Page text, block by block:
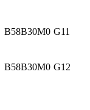
B58B30M0 G11
B58B30M0 G12